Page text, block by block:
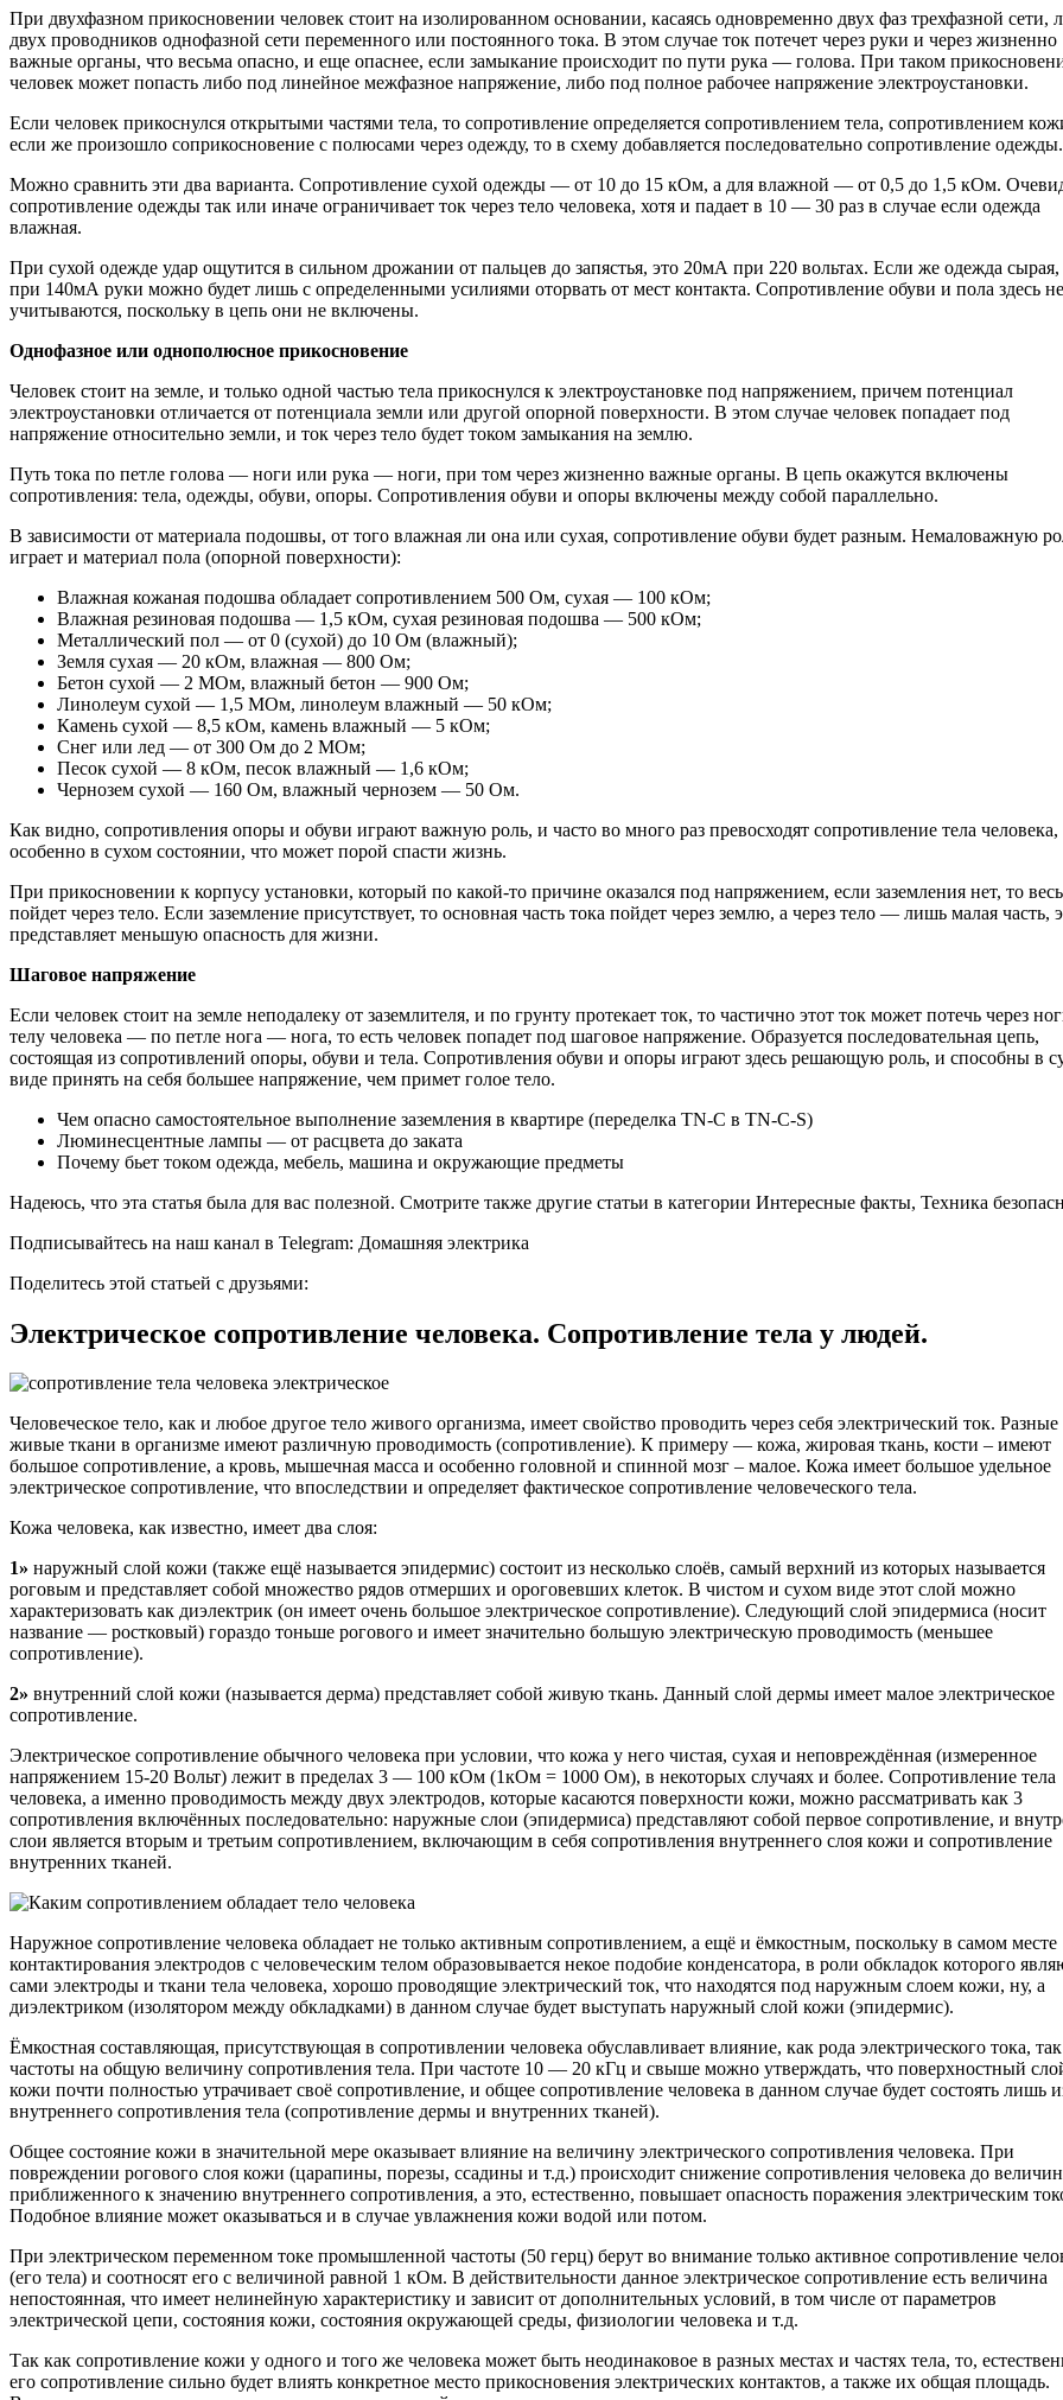
При двухфазном прикосновении человек стоит на изолированном основании, касаясь одновременно двух фаз трехфазной сети,
двух проводников однофазной сети переменного или постоянного тока. В этом случае ток потечет через руки и через жизненно
важные органы, что весьма опасно, и еще опаснее, если замыкание происходит по пути рука — голова. При таком
человек может попасть либо под линейное межфазное напряжение, либо под полное рабочее напряжение электроустановки.
Если человек прикоснулся открытыми частями тела, то сопротивление определяется сопротивлением тела, сопротивлением
если же произошло соприкосновение с полюсами через одежду, то в схему добавляется последовательно сопротивление одежды.
Можно сравнить эти два варианта. Сопротивление сухой одежды — от 10 до 15 кОм, а для влажной — от 0,5 до 1,5 кОм.
сопротивление одежды так или иначе ограничивает ток через тело человека, хотя и падает в 10 — 30 раз в случае если одежда
влажная.
При сухой одежде удар ощутится в сильном дрожании от пальцев до запястья, это 20мА при 220 вольтах. Если же одежда сырая,
при 140мА руки можно будет лишь с определенными усилиями оторвать от мест контакта. Сопротивление обуви и пола здесь не
учитываются, поскольку в цепь они не включены.
Однофазное или однополюсное прикосновение
Человек стоит на земле, и только одной частью тела прикоснулся к электроустановке под напряжением, причем потенциал
электроустановки отличается от потенциала земли или другой опорной поверхности. В этом случае человек попадает под
напряжение относительно земли, и ток через тело будет током замыкания на землю.
Путь тока по петле голова — ноги или рука — ноги, при том через жизненно важные органы. В цепь окажутся включены
сопротивления: тела, одежды, обуви, опоры. Сопротивления обуви и опоры включены между собой параллельно.
В зависимости от материала подошвы, от того влажная ли она или сухая, сопротивление обуви будет разным. Немаловажную
играет и материал пола (опорной поверхности):
Влажная кожаная подошва обладает сопротивлением 500 Ом, сухая — 100 кОм;
Влажная резиновая подошва — 1,5 кОм, сухая резиновая подошва — 500 кОм;
Металлический пол — от 0 (сухой) до 10 Ом (влажный);
Земля сухая — 20 кОм, влажная — 800 Ом;
Бетон сухой — 2 МОм, влажный бетон — 900 Ом;
Линолеум сухой — 1,5 МОм, линолеум влажный — 50 кОм;
Камень сухой — 8,5 кОм, камень влажный — 5 кОм;
Снег или лед — от 300 Ом до 2 МОм;
Песок сухой — 8 кОм, песок влажный — 1,6 кОм;
Чернозем сухой — 160 Ом, влажный чернозем — 50 Ом.
Как видно, сопротивления опоры и обуви играют важную роль, и часто во много раз превосходят сопротивление тела человека,
особенно в сухом состоянии, что может порой спасти жизнь.
При прикосновении к корпусу установки, который по какой-то причине оказался под напряжением, если заземления нет, то
пойдет через тело. Если заземление присутствует, то основная часть тока пойдет через землю, а через тело — лишь малая часть,
представляет меньшую опасность для жизни.
Шаговое напряжение
Если человек стоит на земле неподалеку от заземлителя, и по грунту протекает ток, то частично этот ток может потечь через
телу человека — по петле нога — нога, то есть человек попадет под шаговое напряжение. Образуется последовательная цепь,
состоящая из сопротивлений опоры, обуви и тела. Сопротивления обуви и опоры играют здесь решающую роль, и способны в
виде принять на себя большее напряжение, чем примет голое тело.
Чем опасно самостоятельное выполнение заземления в квартире (переделка TN-C в TN-C-S)
Люминесцентные лампы — от расцвета до заката
Почему бьет током одежда, мебель, машина и окружающие предметы
Надеюсь, что эта статья была для вас полезной. Смотрите также другие статьи в категории Интересные факты, Техника
Подписывайтесь на наш канал в Telegram: Домашняя электрика
Поделитесь этой статьей с друзьями:
Электрическое сопротивление человека. Сопротивление тела у людей.
Человеческое тело, как и любое другое тело живого организма, имеет свойство проводить через себя электрический ток. Разные
живые ткани в организме имеют различную проводимость (сопротивление). К примеру — кожа, жировая ткань, кости – имеют
большое сопротивление, а кровь, мышечная масса и особенно головной и спинной мозг – малое. Кожа имеет большое удельное
электрическое сопротивление, что впоследствии и определяет фактическое сопротивление человеческого тела.
Кожа человека, как известно, имеет два слоя:
1» наружный слой кожи (также ещё называется эпидермис) состоит из несколько слоёв, самый верхний из которых называется
роговым и представляет собой множество рядов отмерших и ороговевших клеток. В чистом и сухом виде этот слой можно
характеризовать как диэлектрик (он имеет очень большое электрическое сопротивление). Следующий слой эпидермиса (носит
название — ростковый) гораздо тоньше рогового и имеет значительно большую электрическую проводимость (меньшее
сопротивление).
2» внутренний слой кожи (называется дерма) представляет собой живую ткань. Данный слой дермы имеет малое электрическое
сопротивление.
Электрическое сопротивление обычного человека при условии, что кожа у него чистая, сухая и неповреждённая (измеренное
напряжением 15-20 Вольт) лежит в пределах 3 — 100 кОм (1кОм = 1000 Ом), в некоторых случаях и более. Сопротивление тела
человека, а именно проводимость между двух электродов, которые касаются поверхности кожи, можно рассматривать как 3
сопротивления включённых последовательно: наружные слои (эпидермиса) представляют собой первое сопротивление, и
слои является вторым и третьим сопротивлением, включающим в себя сопротивления внутреннего слоя кожи и сопротивление
внутренних тканей.
Наружное сопротивление человека обладает не только активным сопротивлением, а ещё и ёмкостным, поскольку в самом месте
контактирования электродов с человеческим телом образовывается некое подобие конденсатора, в роли обкладок которого
сами электроды и ткани тела человека, хорошо проводящие электрический ток, что находятся под наружным слоем кожи, ну, а
диэлектриком (изолятором между обкладками) в данном случае будет выступать наружный слой кожи (эпидермис).
Ёмкостная составляющая, присутствующая в сопротивлении человека обуславливает влияние, как рода электрического тока,
частоты на общую величину сопротивления тела. При частоте 10 — 20 кГц и свыше можно утверждать, что поверхностный
кожи почти полностью утрачивает своё сопротивление, и общее сопротивление человека в данном случае будет состоять лишь
внутреннего сопротивления тела (сопротивление дермы и внутренних тканей).
Общее состояние кожи в значительной мере оказывает влияние на величину электрического сопротивления человека. При
повреждении рогового слоя кожи (царапины, порезы, ссадины и т.д.) происходит снижение сопротивления человека до
приближенного к значению внутреннего сопротивления, а это, естественно, повышает опасность поражения электрическим
Подобное влияние может оказываться и в случае увлажнения кожи водой или потом.
При электрическом переменном токе промышленной частоты (50 герц) берут во внимание только активное сопротивление
(его тела) и соотносят его с величиной равной 1 кОм. В действительности данное электрическое сопротивление есть величина
непостоянная, что имеет нелинейную характеристику и зависит от дополнительных условий, в том числе от параметров
электрической цепи, состояния кожи, состояния окружающей среды, физиологии человека и т.д.
Так как сопротивление кожи у одного и того же человека может быть неодинаковое в разных местах и частях тела, то,
его сопротивление сильно будет влиять конкретное место прикосновения электрических контактов, а также их общая площадь.